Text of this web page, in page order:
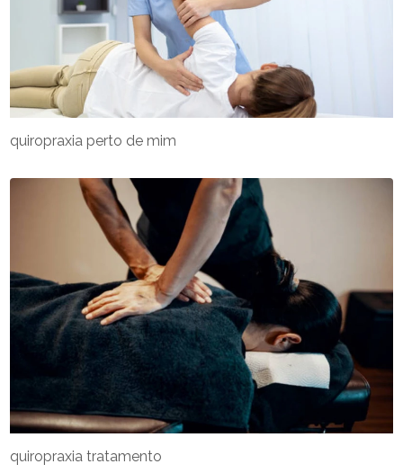
quiropraxia tratamento
quiropraxia perto de mim